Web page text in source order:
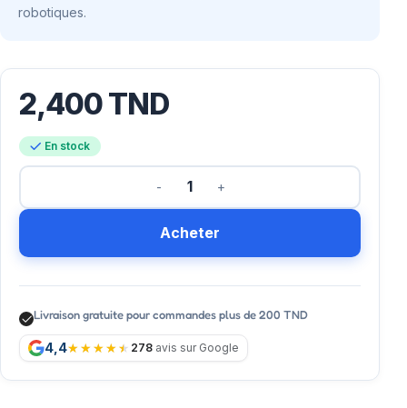
robotiques.
2,400TND
En stock
Acheter
Livraison gratuite pour commandes plus de 200 TND
4,4 278 avis sur Google